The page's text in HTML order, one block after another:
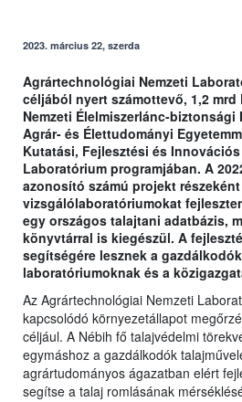
2023. március 22, szerda
Agrártechnológiai Nemzeti
céljából nyert számottevő, 1,2
Nemzeti Élelmiszerlánc-biztonsági
Agrár- és Élettudományi
Kutatási, Fejlesztési és
Laboratórium programjában. A
azonosító számú projekt
vizsgálólaboratóriumokat
egy országos talajtani adatbázis,
könyvtárral is kiegészül. A
segítségére lesznek a
laboratóriumoknak és a
Az Agrártechnológiai Nemzeti
kapcsolódó környezetállapot
céljául. A Nébih fő talajvédelmi
egymáshoz a gazdálkodók
agrártudományos ágazatban elért
segítse a talaj romlásának